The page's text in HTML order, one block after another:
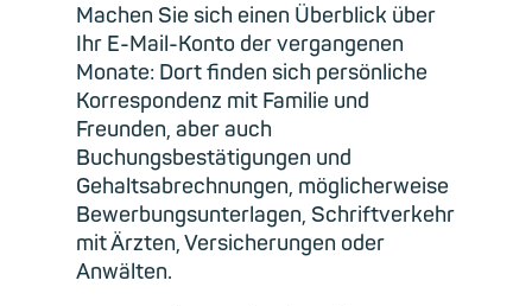
Machen Sie sich einen Überblick über
Ihr E-Mail-Konto der vergangenen
Monate: Dort finden sich persönliche
Korrespondenz mit Familie und
Freunden, aber auch
Buchungsbestätigungen und
Gehaltsabrechnungen, möglicherweise
Bewerbungsunterlagen, Schriftverkehr
mit Ärzten, Versicherungen oder
Anwälten.